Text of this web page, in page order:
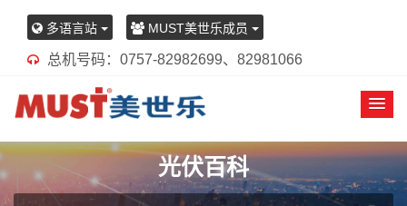
多语言站 MUST美世乐成员
总机号码：0757-82982699、82981066
光伏百科